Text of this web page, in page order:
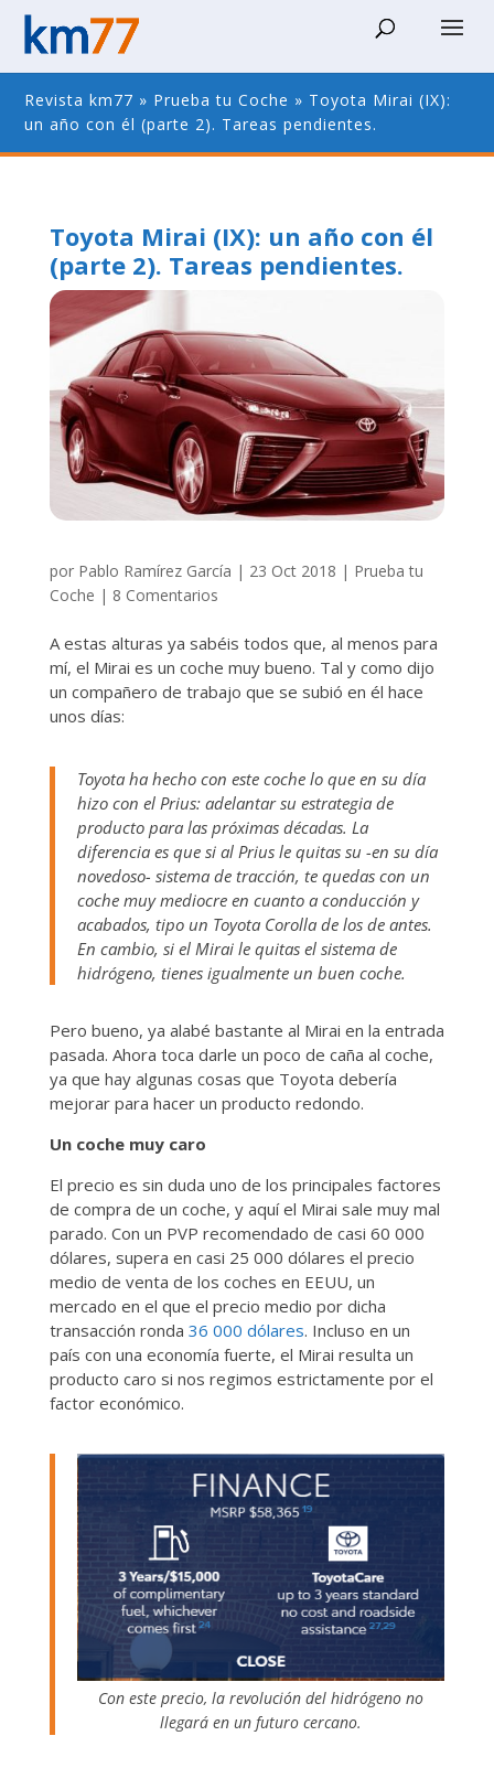
Revista km77 » Prueba tu Coche » Toyota Mirai (IX):
un año con él (parte 2). Tareas pendientes.
Toyota Mirai (IX): un año con él
(parte 2). Tareas pendientes.
por Pablo Ramírez García | 23 Oct 2018 | Prueba tu
Coche | 8 Comentarios
A estas alturas ya sabéis todos que, al menos para
mí, el Mirai es un coche muy bueno. Tal y como dijo
un compañero de trabajo que se subió en él hace
unos días:
Toyota ha hecho con este coche lo que en su día
hizo con el Prius: adelantar su estrategia de
producto para las próximas décadas. La
diferencia es que si al Prius le quitas su -en su día
novedoso- sistema de tracción, te quedas con un
coche muy mediocre en cuanto a conducción y
acabados, tipo un Toyota Corolla de los de antes.
En cambio, si el Mirai le quitas el sistema de
hidrógeno, tienes igualmente un buen coche.
Pero bueno, ya alabé bastante al Mirai en la entrada
pasada. Ahora toca darle un poco de caña al coche,
ya que hay algunas cosas que Toyota debería
mejorar para hacer un producto redondo.
Un coche muy caro
El precio es sin duda uno de los principales factores
de compra de un coche, y aquí el Mirai sale muy mal
parado. Con un PVP recomendado de casi 60 000
dólares, supera en casi 25 000 dólares el precio
medio de venta de los coches en EEUU, un
mercado en el que el precio medio por dicha
transacción ronda 36 000 dólares. Incluso en un
país con una economía fuerte, el Mirai resulta un
producto caro si nos regimos estrictamente por el
factor económico.
Con este precio, la revolución del hidrógeno no
llegará en un futuro cercano.